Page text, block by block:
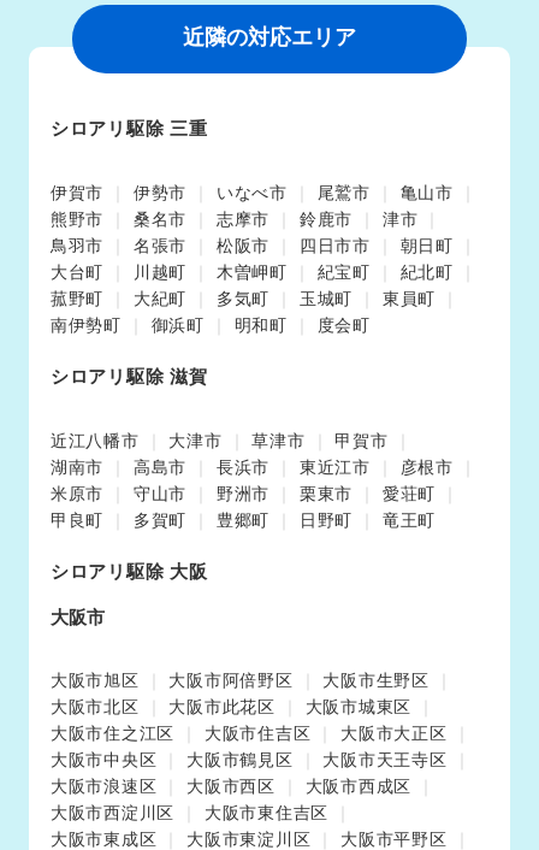
近隣の対応エリア
シロアリ駆除 三重
伊賀市 伊勢市 いなべ市 尾鷲市
亀山市
熊野市
桑名市 志摩市 鈴鹿市
津市
鳥羽市
名張市 松阪市 四日市市
朝日町
大台町
川越町 木曽岬町 紀宝町
紀北町
菰野町
大紀町 多気町 玉城町
東員町
南伊勢町
御浜町 明和町 度会町
シロアリ駆除 滋賀
近江八幡市 大津市 草津市
甲賀市
湖南市
高島市 長浜市 東近江市
彦根市
米原市
守山市 野洲市 栗東市
愛荘町
甲良町
多賀町 豊郷町 日野町 竜王町
シロアリ駆除 大阪
大阪市
大阪市旭区 大阪市阿倍野区
大阪市生野区
大阪市北区
大阪市此花区
大阪市城東区
大阪市住之江区
大阪市住吉区
大阪市大正区
大阪市中央区
大阪市鶴見区
大阪市天王寺区
大阪市浪速区
大阪市西区
大阪市西成区
大阪市西淀川区
大阪市東住吉区
大阪市東成区
大阪市東淀川区
大阪市平野区